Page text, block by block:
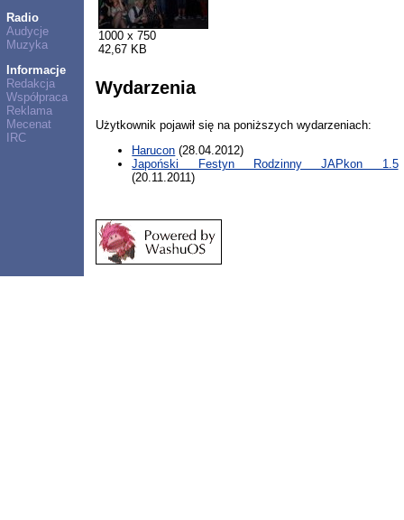
Radio
Audycje
Muzyka
Informacje
Redakcja
Współpraca
Reklama
Mecenat
IRC
1000 x 750
42,67 KB
Wydarzenia
Użytkownik pojawił się na poniższych wydarzeniach:
Harucon (28.04.2012)
Japoński Festyn Rodzinny JAPkon 1.5
(20.11.2011)